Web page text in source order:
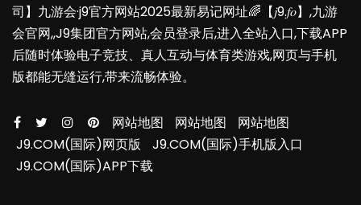
司】九游会·j9官方网站2025最新易记网址🌈【𝑗9.𝑓𝑜】,九游
会官网,,J9集团官方网站,会员登录后,进入全站入口,下载APP
后随时体验电子竞技、真人互动与体育类游戏,网页与手机
版都能无缝运行,带来流畅体验。
网站地图 网站地图
网站地图
J9.COM(国际)网页版
J9.COM(国际)手机版入口
J9.COM(国际)APP下载